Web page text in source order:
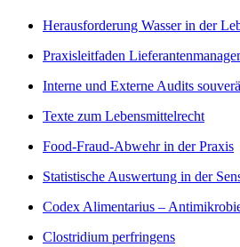
Herausforderung Wasser in der
Praxisleitfaden
Interne und Externe Audits
Texte zum Lebensmittelrecht
Food-Fraud-Abwehr in der Praxis
Statistische Auswertung in der
Codex Alimentarius –
Clostridium perfringens